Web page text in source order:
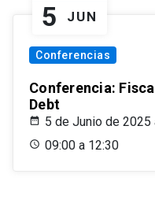
5 JUN
Conferencias
Conferencia:
Debt
5 de Junio de
09:00 a 12:30